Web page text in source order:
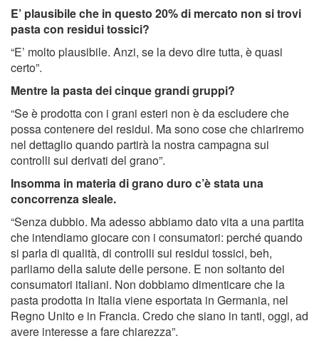
E’ plausibile che in questo 20% di mercato non si trovi
pasta con residui tossici?
“E’ molto plausibile. Anzi, se la devo dire tutta, è quasi
certo”.
Mentre la pasta dei cinque grandi gruppi?
“Se è prodotta con i grani esteri non è da escludere che
possa contenere dei residui. Ma sono cose che chiariremo
nel dettaglio quando partirà la nostra campagna sui
controlli sui derivati del grano”.
Insomma in materia di grano duro c’è stata una
concorrenza sleale.
“Senza dubbio. Ma adesso abbiamo dato vita a una partita
che intendiamo giocare con i consumatori: perché quando
si parla di qualità, di controlli sui residui tossici, beh,
parliamo della salute delle persone. E non soltanto dei
consumatori italiani. Non dobbiamo dimenticare che la
pasta prodotta in Italia viene esportata in Germania, nel
Regno Unito e in Francia. Credo che siano in tanti, oggi, ad
avere interesse a fare chiarezza”.